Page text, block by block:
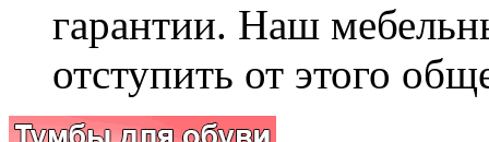
гарантии. Наш
отступить от этого